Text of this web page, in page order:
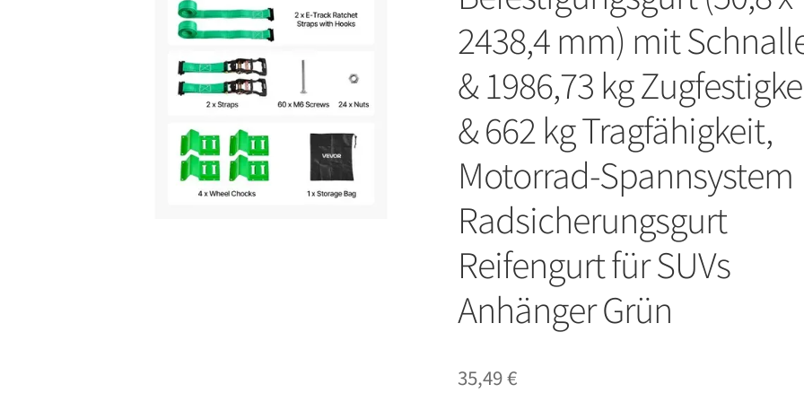
2438,4 mm) mit
& 1986,73 kg
& 662 kg Tragfähigkeit,
Motorrad-Spannsystem
Radsicherungsgurt
Reifengurt für SUVs
Anhänger Grün
35,49€